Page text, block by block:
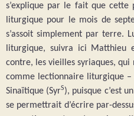
s’explique par le fait que
liturgique pour le mois de
s’assoit simplement par terre.
liturgique, suivra ici Matthieu
contre, les vieilles syriaques, qui
comme lectionnaire liturgique
Sinaïtique (SyrS), puisque c’est
se permettrait d’écrire par-